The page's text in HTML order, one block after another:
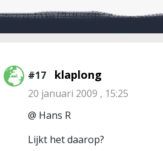
#17 klaplong
20 januari 2009 , 15:25
@ Hans R
Lijkt het daarop?